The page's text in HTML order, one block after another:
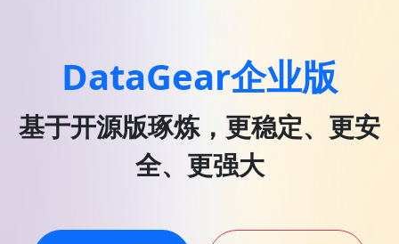
DataGear企业版
基于开源版琢炼，更稳定、更安
全、更强大